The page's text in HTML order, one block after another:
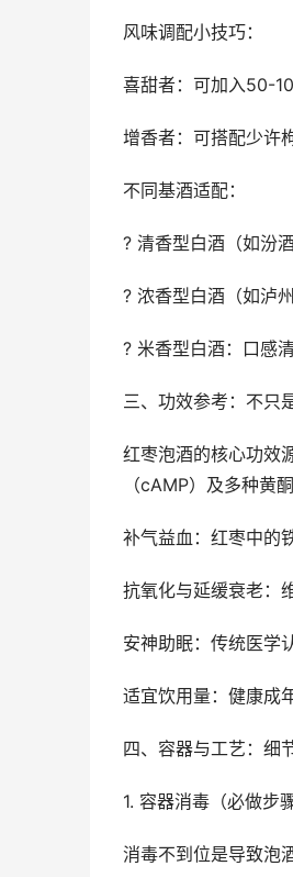
风味调配小技巧：
喜甜者：可加入50-
增香者：可搭配少许
不同基酒适配：
? 清香型白酒（如汾
? 浓香型白酒（如泸
? 米香型白酒：口感
三、功效参考：不只
红枣泡酒的核心功效
（cAMP）及多种黄
补气益血：红枣中的
抗氧化与延缓衰老：
安神助眠：传统医学
适宜饮用量：健康成
四、容器与工艺：细
1. 容器消毒（必做步
消毒不到位是导致泡